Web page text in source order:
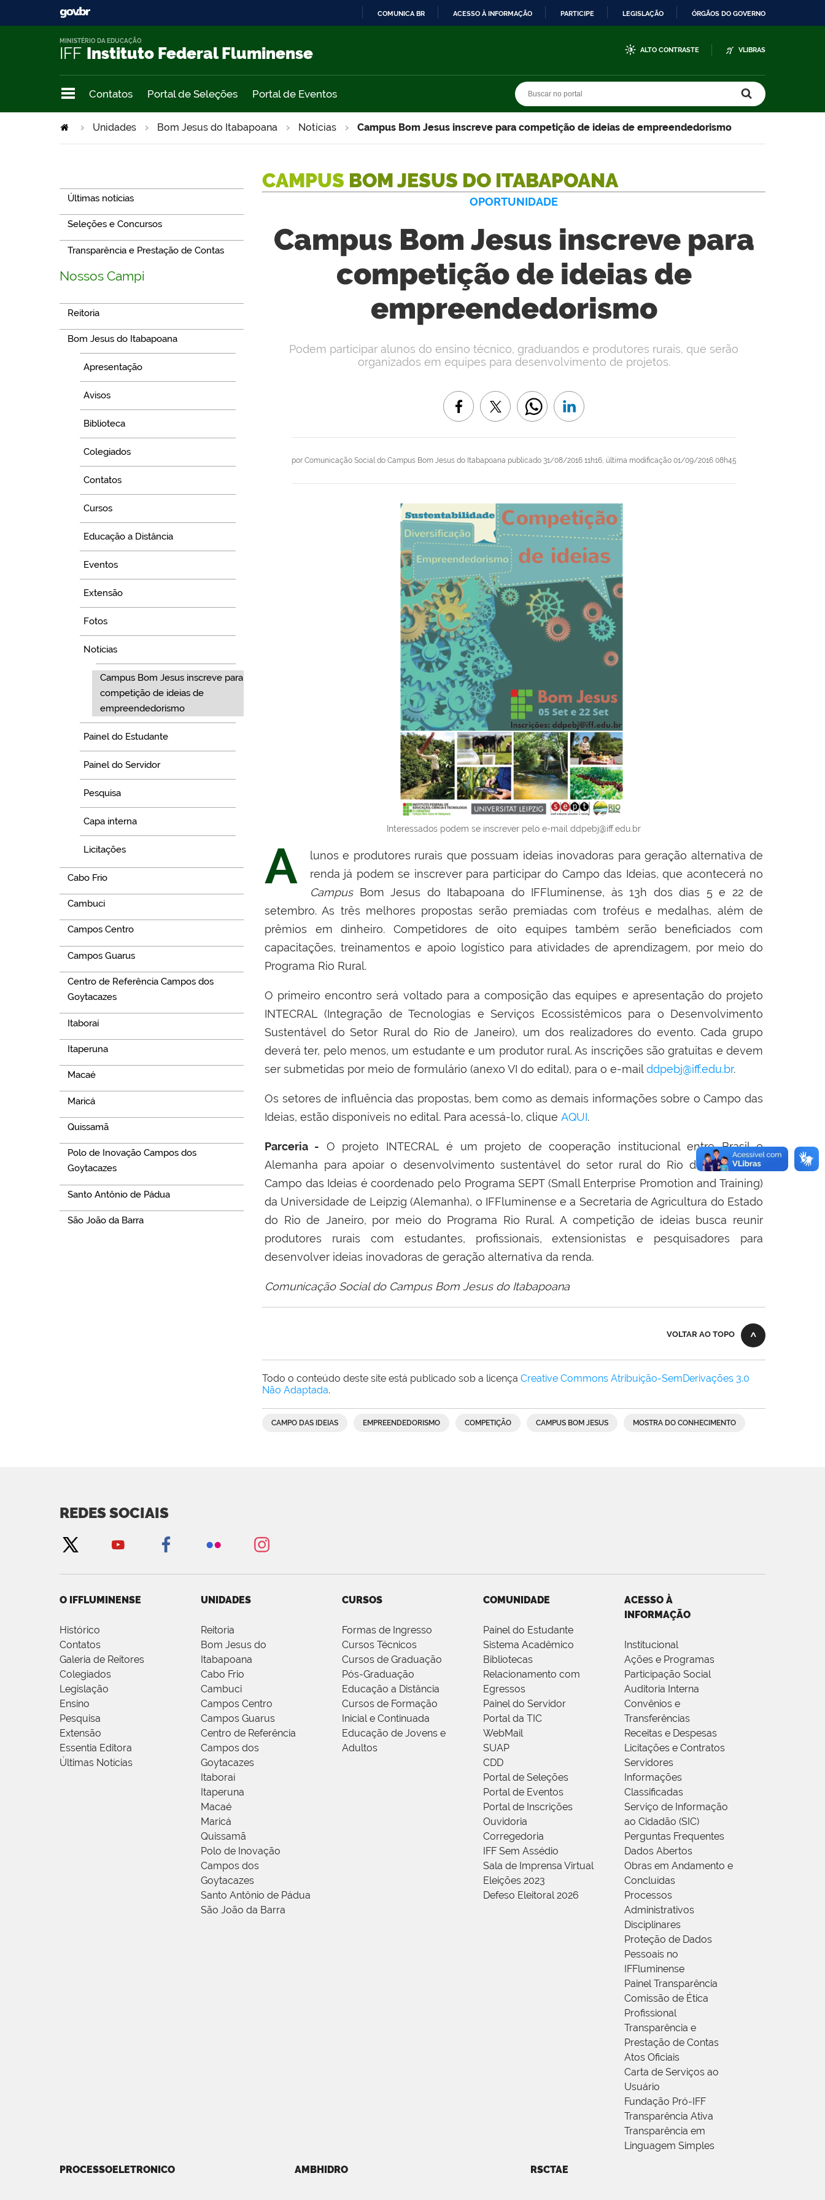
COMUNICA BR ACESSO À INFORMAÇÃO PARTICIPE LEGISLAÇÃO ÓRGÃOS DO GOVERNO
IFF Instituto Federal Fluminense
MINISTÉRIO DA EDUCAÇÃO
ALTO CONTRASTE VLIBRAS
Contatos Portal de Seleções Portal de Eventos
Unidades Bom Jesus do Itabapoana Notícias Campus Bom Jesus inscreve para competição de ideias de empreendedorismo
Últimas notícias
Seleções e Concursos
Transparência e Prestação de Contas
Nossos Campi
Reitoria
Bom Jesus do Itabapoana
Apresentação
Avisos
Biblioteca
Colegiados
Contatos
Cursos
Educação a Distância
Eventos
Extensão
Fotos
Notícias
Campus Bom Jesus inscreve para
competição de ideias de
empreendedorismo
Painel do Estudante
Painel do Servidor
Pesquisa
Capa interna
Licitações
Cabo Frio
Cambuci
Campos Centro
Campos Guarus
Centro de Referência Campos dos
Goytacazes
Itaboraí
Itaperuna
Macaé
Maricá
Quissamã
Polo de Inovação Campos dos
Goytacazes
Santo Antônio de Pádua
São João da Barra
CAMPUS BOM JESUS DO ITABAPOANA
OPORTUNIDADE
Campus Bom Jesus inscreve para
competição de ideias de
empreendedorismo
por Comunicação Social do Campus Bom Jesus do Itabapoana publicado31/08/2016 11h16, última modificação01/09/2016 08h45
Podem participar alunos do ensino técnico, graduandos e produtores rurais, que serão
organizados em equipes para desenvolvimento de projetos.
Interessados podem se inscrever pelo e-mail ddpebj@iff.edu.br
A lunos e produtores rurais que possuam ideias inovadoras para geração alternativa de
renda já podem se inscrever para participar do Campo das Ideias, que acontecerá no
Campus Bom Jesus do Itabapoana do IFFluminense, às 13h dos dias 5 e 22 de
setembro.As três melhores propostas serão premiadas com troféus e medalhas, além de
prêmios em dinheiro. Competidores de oito equipes também serão beneficiados com
capacitações, treinamentos e apoio logístico para atividades de aprendizagem, por meio do
Programa Rio Rural.
O primeiro encontro será voltado para a composição das equipes e apresentação do projeto
INTECRAL (Integração de Tecnologias e Serviços Ecossistêmicos para o Desenvolvimento
Sustentável do Setor Rural do Rio de Janeiro), um dos realizadores do evento.Cada grupo
deverá ter, pelo menos, um estudante e um produtor rural.As inscrições são gratuitas e devem
ser submetidas por meio de formulário (anexo VI do edital), para o e-mailddpebj@iff.edu.br.
Os setores de influência das propostas, bem como as demais informações sobre o Campo das
Ideias, estão disponíveis no edital. Para acessá-lo, clique AQUI.
Parceria - O projeto INTECRALé um projeto de cooperação institucional entre Brasil e
Alemanha para apoiar o desenvolvimento sustentável do setor rural do Rio de Janeiro. O
Campo das Ideias é coordenado pelo Programa SEPT (Small Enterprise Promotion and Training)
da Universidade de Leipzig (Alemanha), o IFFluminense e a Secretaria de Agricultura do Estado
do Rio de Janeiro, por meio do Programa Rio Rural. A competição de ideias busca reunir
produtores rurais com estudantes, profissionais, extensionistas e pesquisadores para
desenvolver ideias inovadoras de geração alternativa da renda.
Comunicação Social do Campus Bom Jesus do Itabapoana
VOLTAR AO TOPO
Todo o conteúdo deste site está publicado sob a licença Creative Commons Atribuição-SemDerivações 3.0
Não Adaptada.
CAMPO DAS IDEIAS EMPREENDEDORISMO COMPETIÇÃO CAMPUS BOM JESUS MOSTRA DO CONHECIMENTO
REDES SOCIAIS
O IFFLUMINENSE
Histórico
Contatos
Galeria de Reitores
Colegiados
Legislação
Ensino
Pesquisa
Extensão
Essentia Editora
Últimas Notícias
UNIDADES
Reitoria
Bom Jesus do
Itabapoana
Cabo Frio
Cambuci
Campos Centro
Campos Guarus
Centro de Referência
Campos dos
Goytacazes
Itaboraí
Itaperuna
Macaé
Maricá
Quissamã
Polo de Inovação
Campos dos
Goytacazes
Santo Antônio de Pádua
São João da Barra
CURSOS
Formas de Ingresso
Cursos Técnicos
Cursos de Graduação
Pós-Graduação
Educação a Distância
Cursos de Formação
Inicial e Continuada
Educação de Jovens e
Adultos
COMUNIDADE
Painel do Estudante
Sistema Acadêmico
Bibliotecas
Relacionamento com
Egressos
Painel do Servidor
Portal da TIC
WebMail
SUAP
CDD
Portal de Seleções
Portal de Eventos
Portal de Inscrições
Ouvidoria
Corregedoria
IFF Sem Assédio
Sala de Imprensa Virtual
Eleições 2023
Defeso Eleitoral 2026
ACESSO À
INFORMAÇÃO
Institucional
Ações e Programas
Participação Social
Auditoria Interna
Convênios e
Transferências
Receitas e Despesas
Licitações e Contratos
Servidores
Informações
Classificadas
Serviço de Informação
ao Cidadão (SIC)
Perguntas Frequentes
Dados Abertos
Obras em Andamento e
Concluídas
Processos
Administrativos
Disciplinares
Proteção de Dados
Pessoais no
IFFluminense
Painel Transparência
Comissão de Ética
Profissional
Transparência e
Prestação de Contas
Atos Oficiais
Carta de Serviços ao
Usuário
Fundação Pró-IFF
Transparência Ativa
Transparência em
Linguagem Simples
PROCESSOELETRONICO AMBHIDRO RSCTAE